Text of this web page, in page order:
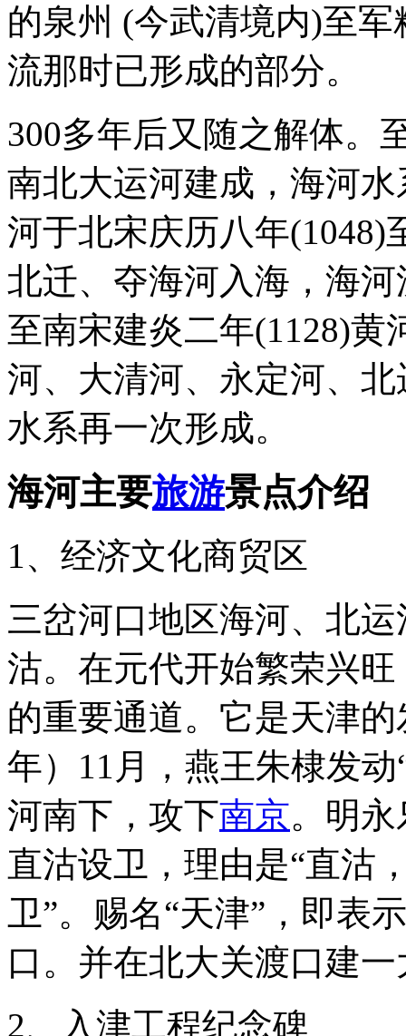
的泉州 (今武清境内)至军
流那时已形成的部分。
300多年后又随之解体。
南北大运河建成，海河
河于北宋庆历八年(1048)
北迁、夺海河入海，海
至南宋建炎二年(1128)
河、大清河、永定河、
水系再一次形成。
海河主要旅游景点介绍
1、经济文化商贸区
三岔河口地区海河、北
沽。在元代开始繁荣兴
的重要通道。它是天津
年）11月，燕王朱棣发
河南下，攻下南京。明
直沽设卫，理由是“直沽
卫”。赐名“天津”，即表
口。并在北大关渡口建
2、入津工程纪念碑